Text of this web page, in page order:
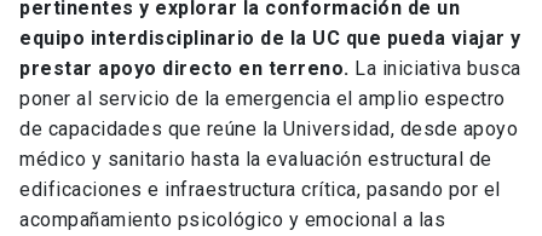
pertinentes y explorar la conformación de un
equipo interdisciplinario de la UC que pueda viajar y
prestar apoyo directo en terreno. La iniciativa busca
poner al servicio de la emergencia el amplio espectro
de capacidades que reúne la Universidad, desde apoyo
médico y sanitario hasta la evaluación estructural de
edificaciones e infraestructura crítica, pasando por el
acompañamiento psicológico y emocional a las